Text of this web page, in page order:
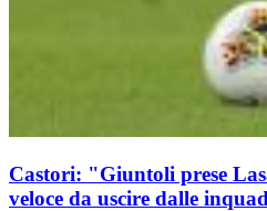
Castori: "Giuntoli prese
veloce da uscire dalle